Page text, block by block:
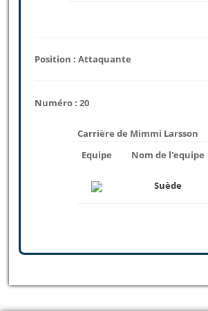
Position : Attaquante
Numéro : 20
Carrière de Mimmi Larsson
Equipe
Nom de l'equipe
Suède